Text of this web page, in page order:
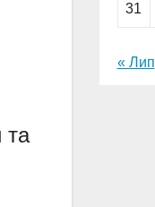
та
31
« Лип